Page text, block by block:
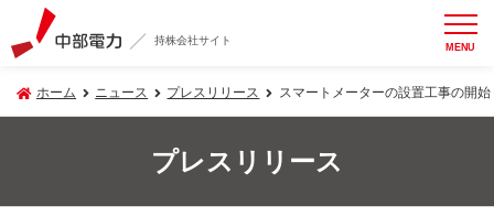
持株会社サイト MENU
ホーム ニュース プレスリリース スマートメーターの設置工事の開始
プレスリリース